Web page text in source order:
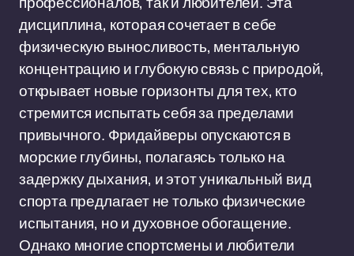
дисциплина, которая сочетает в себе
физическую выносливость, ментальную
концентрацию и глубокую связь с природой,
открывает новые горизонты для тех, кто
стремится испытать себя за пределами
привычного. Фридайверы опускаются в
морские глубины, полагаясь только на
задержку дыхания, и этот уникальный вид
спорта предлагает не только физические
испытания, но и духовное обогащение.
Однако многие спортсмены и любители